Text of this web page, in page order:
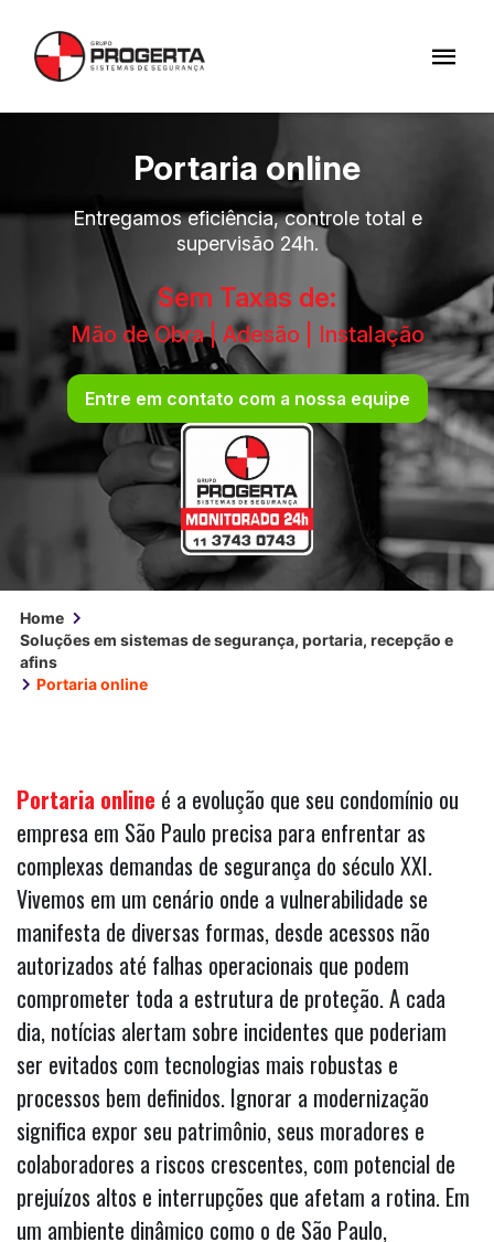
Portaria online
Entregamos eficiência, controle total e
supervisão 24h.
Sem Taxas de:
Mão de Obra | Adesão | Instalação
Entre em contato com a nossa equipe
Home
Soluções em sistemas de segurança, portaria, recepção e
afins
Portaria online
Portaria online é a evolução que seu condomínio ou
empresa em São Paulo precisa para enfrentar as
complexas demandas de segurança do século XXI.
Vivemos em um cenário onde a vulnerabilidade se
manifesta de diversas formas, desde acessos não
autorizados até falhas operacionais que podem
comprometer toda a estrutura de proteção. A cada
dia, notícias alertam sobre incidentes que poderiam
ser evitados com tecnologias mais robustas e
processos bem definidos. Ignorar a modernização
significa expor seu patrimônio, seus moradores e
colaboradores a riscos crescentes, com potencial de
prejuízos altos e interrupções que afetam a rotina. Em
um ambiente dinâmico como o de São Paulo,